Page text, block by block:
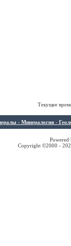
Текущее
- Минералогия -
Copyright ©2000 -